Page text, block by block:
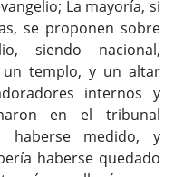
La mayoría, si
se proponen sobre
siendo nacional,
templo, y un altar
internos y
en el tribunal
medido, y
haberse quedado